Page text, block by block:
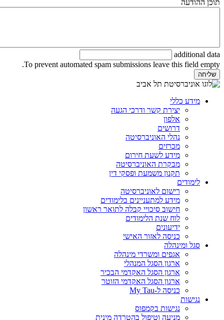
תוכן ההודעה
additional data
To prevent automated spam submissions leave this field empty.
מידע כללי
יצירת קשר ודרכי הגעה
אלפון
דרושים
נהלי האוניברסיטה
מכרזים
מידע לשעת חירום
מבקרת האוניברסיטה
תקנון משמעת ופסקי דין
לימודים
רישום לאוניברסיטה
מידע למתעניינים בלימודים
חישוב סיכויי קבלה לתואר ראשון
לוח שנת הלימודים
ידיעונים
כניסה לאזור האישי
סגל ומינהלה
אגפים ומשרדי מינהלה
ארגון הסגל המנהלי
ארגון הסגל האקדמי הבכיר
ארגון הסגל האקדמי הזוטר
כניסה ל-My Tau
נגישות
נגישות בקמפוס
מניעה וטיפול בהטרדה מינית